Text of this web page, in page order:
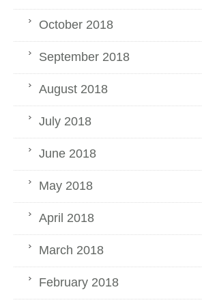
October 2018
September 2018
August 2018
July 2018
June 2018
May 2018
April 2018
March 2018
February 2018